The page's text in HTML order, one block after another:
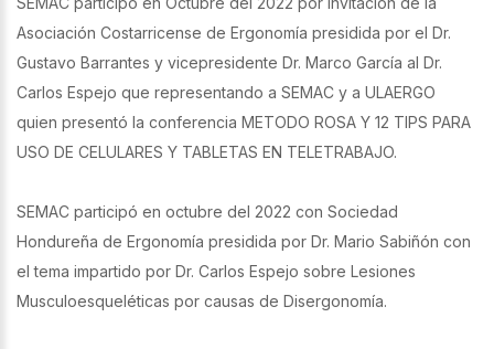
Asociación Costarricense de Ergonomía presidida por el Dr.
Gustavo Barrantes y vicepresidente Dr. Marco García al Dr.
Carlos Espejo que representando a SEMAC y a ULAERGO
quien presentó la conferencia METODO ROSA Y 12 TIPS PARA
USO DE CELULARES Y TABLETAS EN TELETRABAJO.
SEMAC participó en octubre del 2022 con Sociedad
Hondureña de Ergonomía presidida por Dr. Mario Sabiñón con
el tema impartido por Dr. Carlos Espejo sobre Lesiones
Musculoesqueléticas por causas de Disergonomía.